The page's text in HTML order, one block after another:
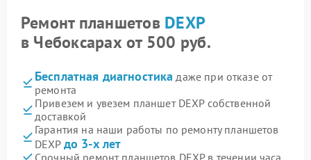
Ремонт планшетов DEXP
в Чебоксарах от 500 руб.
Бесплатная диагностика даже при отказе от
ремонта
Привезем и увезем планшет DEXP собственной
доставкой
Гарантия на наши работы по ремонту планшетов
DEXP до 3-х лет